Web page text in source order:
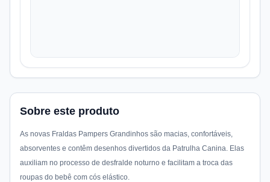
Sobre este produto
As novas Fraldas Pampers Grandinhos são macias, confortáveis,
absorventes e contêm desenhos divertidos da Patrulha Canina. Elas
auxiliam no processo de desfralde noturno e facilitam a troca das
roupas do bebê com cós elástico.